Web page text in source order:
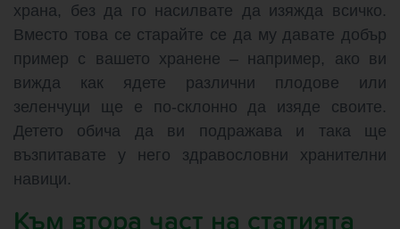
храна, без да го насилвате да изяжда всичко.
Вместо това се старайте се да му давате добър
пример с вашето хранене – например, ако ви
вижда как ядете различни плодове или
зеленчуци ще е по-склонно да изяде своите.
Детето обича да ви подражава и така ще
възпитавате у него здравословни хранителни
навици.
Към втора част на статията